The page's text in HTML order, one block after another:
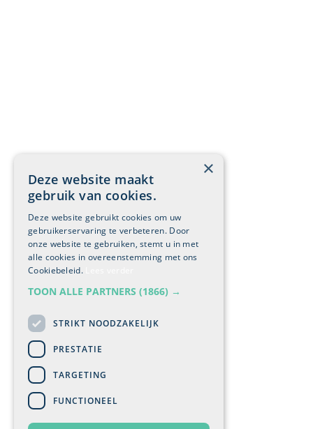
×
Deze website maakt
gebruik van cookies.
Deze website gebruikt cookies om uw
gebruikerservaring te verbeteren. Door
onze website te gebruiken, stemt u in met
alle cookies in overeenstemming met ons
Cookiebeleid.
TOON ALLE PARTNERS (1866) →
STRIKT NOODZAKELIJK
PRESTATIE
TARGETING
FUNCTIONEEL